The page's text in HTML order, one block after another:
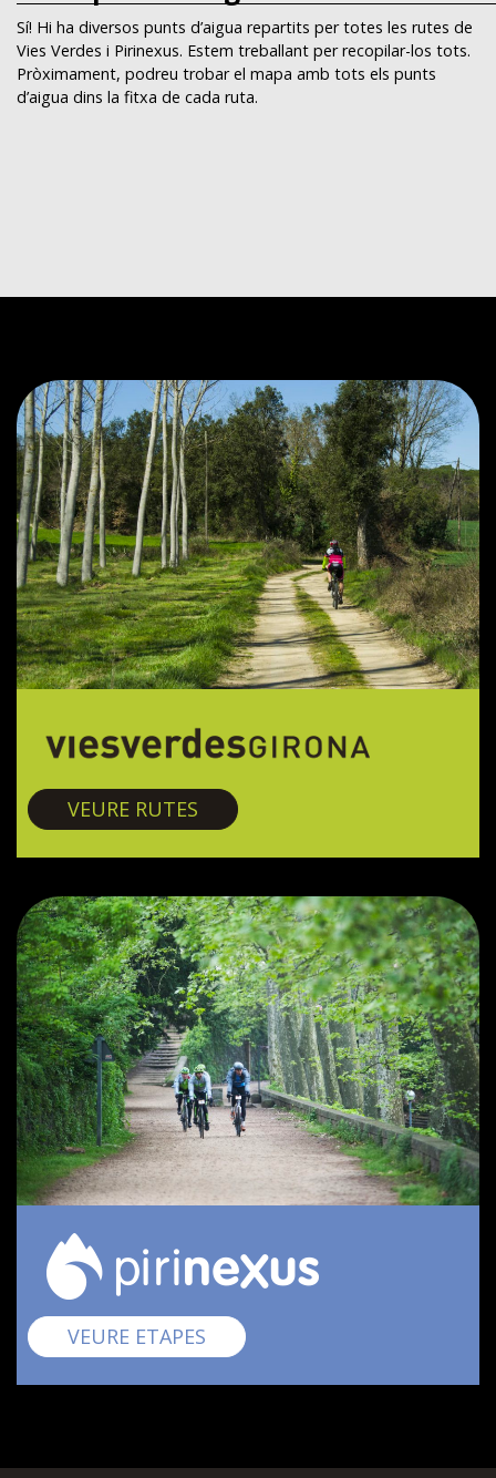
Sí! Hi ha diversos punts d’aigua repartits per totes les rutes de
Vies Verdes i Pirinexus. Estem treballant per recopilar-los tots.
Pròximament, podreu trobar el mapa amb tots els punts
d’aigua dins la fitxa de cada ruta.
VEURE RUTES Vies verdes
VEURE ETAPES Pirinexus